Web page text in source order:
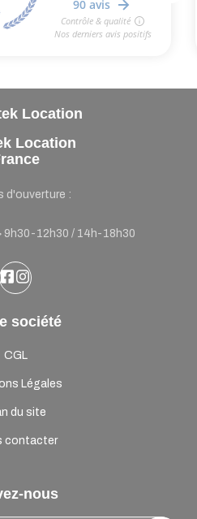
Location
d'ouverture :
9h30-12h30 / 14h-18h30
société
CGL
Légales
du site
contacter
nous